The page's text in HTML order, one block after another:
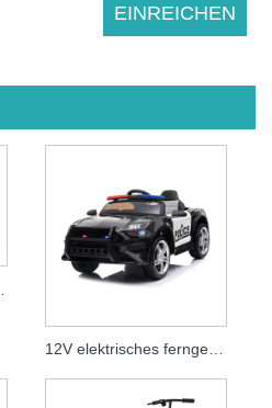
12V elektrisches ferngesteuertes Polizeiauto